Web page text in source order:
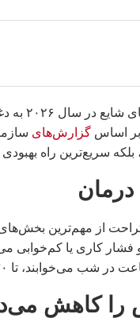
اساس گزارش‌های
سریع‌ترین راه
درمان
از مهم‌ترین
کاری یا کم‌خوابی
را کاهش